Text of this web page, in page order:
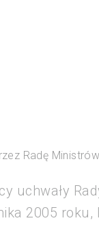
Radę
uchwały
2005 roku,